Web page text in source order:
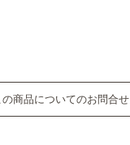
の商品についてのお問合せ